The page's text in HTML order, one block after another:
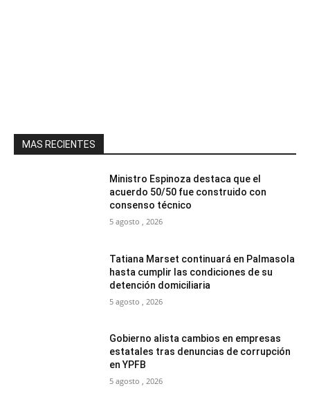
MAS RECIENTES
Ministro Espinoza destaca que el
acuerdo 50/50 fue construido con
consenso técnico
5 agosto , 2026
Tatiana Marset continuará en Palmasola
hasta cumplir las condiciones de su
detención domiciliaria
5 agosto , 2026
Gobierno alista cambios en empresas
estatales tras denuncias de corrupción
en YPFB
5 agosto , 2026